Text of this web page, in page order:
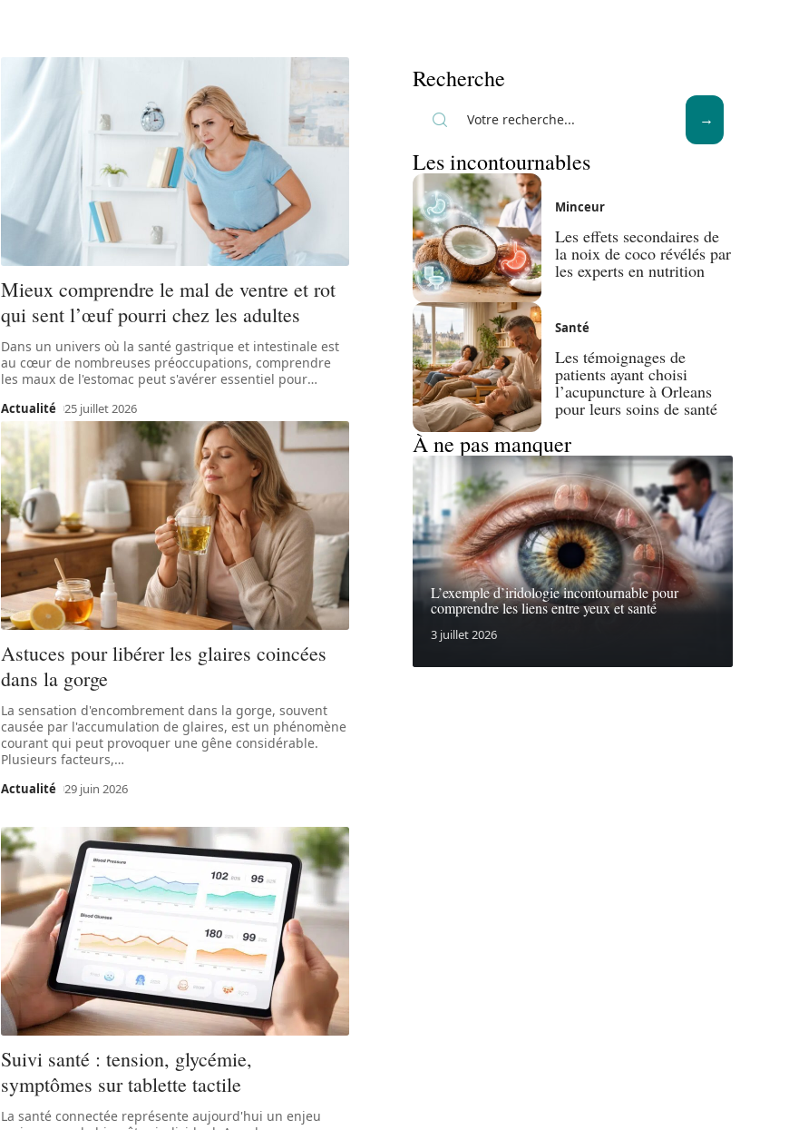
Mieux comprendre le mal de ventre et rot
qui sent l’œuf pourri chez les adultes
Dans un univers où la santé gastrique et intestinale est
au cœur de nombreuses préoccupations, comprendre
les maux de l'estomac peut s'avérer essentiel pour…
Actualité 25 juillet 2026
Astuces pour libérer les glaires coincées
dans la gorge
La sensation d'encombrement dans la gorge, souvent
causée par l'accumulation de glaires, est un phénomène
courant qui peut provoquer une gêne considérable.
Plusieurs facteurs,…
Actualité 29 juin 2026
Suivi santé : tension, glycémie,
symptômes sur tablette tactile
La santé connectée représente aujourd'hui un enjeu
Recherche
Les incontournables
Minceur
Les effets secondaires de
la noix de coco révélés par
les experts en nutrition
Santé
Les témoignages de
patients ayant choisi
l’acupuncture à Orleans
pour leurs soins de santé
À ne pas manquer
L’exemple d’iridologie incontournable pour
comprendre les liens entre yeux et santé
3 juillet 2026